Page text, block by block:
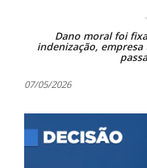
Dano moral foi
indenização,
07/05/2026